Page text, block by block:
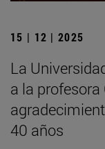
15 | 12 | 2025
La
a la profesora
40 años